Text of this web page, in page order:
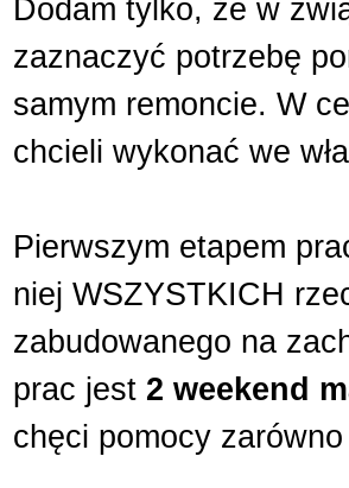
Dodam tylko, że w
zaznaczyć potrzebę
samym remoncie. W
chcieli wykonać we
Pierwszym etapem
niej WSZYSTKICH
zabudowanego na
prac jest 2 weekend
chęci pomocy